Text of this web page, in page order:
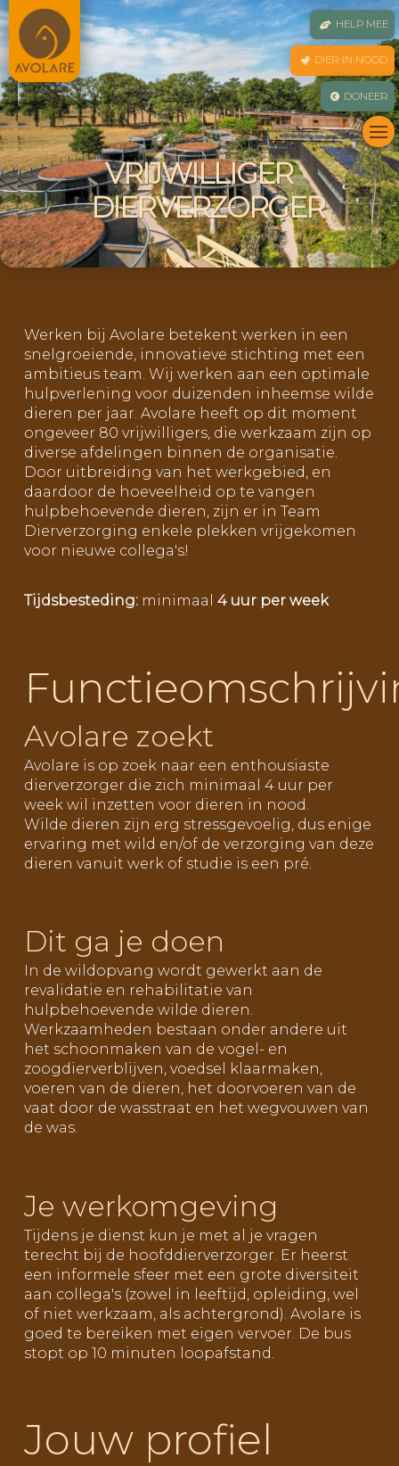
HELP MEE
DIER IN NOOD
DONEER
VRIJWILLIGER
DIERVERZORGER
Werken bij Avolare betekent werken in een
snelgroeiende, innovatieve stichting met een
ambitieus team. Wij werken aan een optimale
hulpverlening voor duizenden inheemse wilde
dieren per jaar. Avolare heeft op dit moment
ongeveer 80 vrijwilligers, die werkzaam zijn op
diverse afdelingen binnen de organisatie.
Door uitbreiding van het werkgebied, en
daardoor de hoeveelheid op te vangen
hulpbehoevende dieren, zijn er in Team
Dierverzorging enkele plekken vrijgekomen
voor nieuwe collega's!
Tijdsbesteding:minimaal 4 uur per week
Avolare zoekt
Avolare is op zoek naar een enthousiaste
dierverzorger die zich minimaal 4 uur per
week wil inzetten voor dieren in nood.
Wilde dieren zijn erg stressgevoelig, dus enige
ervaring met wild en/of de verzorging van deze
dieren vanuit werk of studie is een pré.
Dit ga je doen
In de wildopvang wordt gewerkt aan de
revalidatie en rehabilitatie van
hulpbehoevende wilde dieren.
Werkzaamheden bestaan onder andere uit
het schoonmaken van de vogel- en
zoogdierverblijven, voedsel klaarmaken,
voeren van de dieren, het doorvoeren van de
vaat door de wasstraat en het wegvouwen van
de was.
Je werkomgeving
Tijdens je dienst kun je met al je vragen
terecht bij de hoofddierverzorger. Er heerst
een informele sfeer met een grote diversiteit
aan collega's (zowel in leeftijd, opleiding, wel
of niet werkzaam, als achtergrond). Avolare is
goed te bereiken met eigen vervoer. De bus
stopt op 10 minuten loopafstand.
Jouw profiel